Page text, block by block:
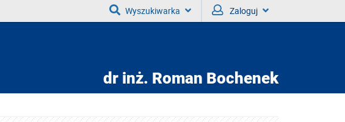
Wyszukiwarka Zaloguj
dr inż. Roman Bochenek